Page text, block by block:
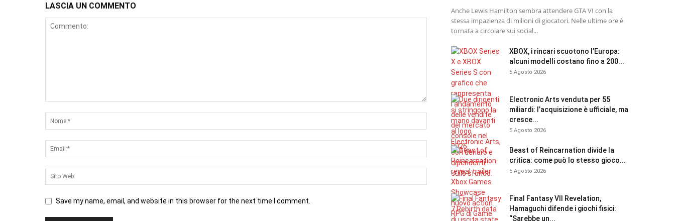
LASCIA UN COMMENTO
Save my name, email, and website in this browser for the next time I comment.
Anche Lewis Hamilton sembra attendere GTA VI con la
stessa impazienza di milioni di giocatori. Nelle ultime ore è
tornata a circolare sui social...
XBOX, i rincari scuotono l’Europa:
alcuni modelli costano fino a 200...
5 Agosto 2026
Electronic Arts venduta per 55
miliardi: l’acquisizione è ufficiale, ma
cresce...
5 Agosto 2026
Beast of Reincarnation divide la
critica: come può lo stesso gioco...
5 Agosto 2026
Final Fantasy VII Revelation,
Hamaguchi difende i giochi fisici:
“Sarebbe un...